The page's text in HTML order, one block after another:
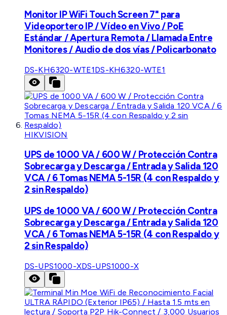
Monitor IP WiFi Touch Screen 7" para
Videoportero IP / Vídeo en Vivo / PoE
Estándar / Apertura Remota / Llamada Entre
Monitores / Audio de dos vías / Policarbonato
DS-KH6320-WTE1DS-KH6320-WTE1
HIKVISION
UPS de 1000 VA / 600 W / Protección Contra
Sobrecarga y Descarga / Entrada y Salida 120
VCA / 6 Tomas NEMA 5-15R (4 con Respaldo y
2 sin Respaldo)
UPS de 1000 VA / 600 W / Protección Contra
Sobrecarga y Descarga / Entrada y Salida 120
VCA / 6 Tomas NEMA 5-15R (4 con Respaldo y
2 sin Respaldo)
DS-UPS1000-XDS-UPS1000-X